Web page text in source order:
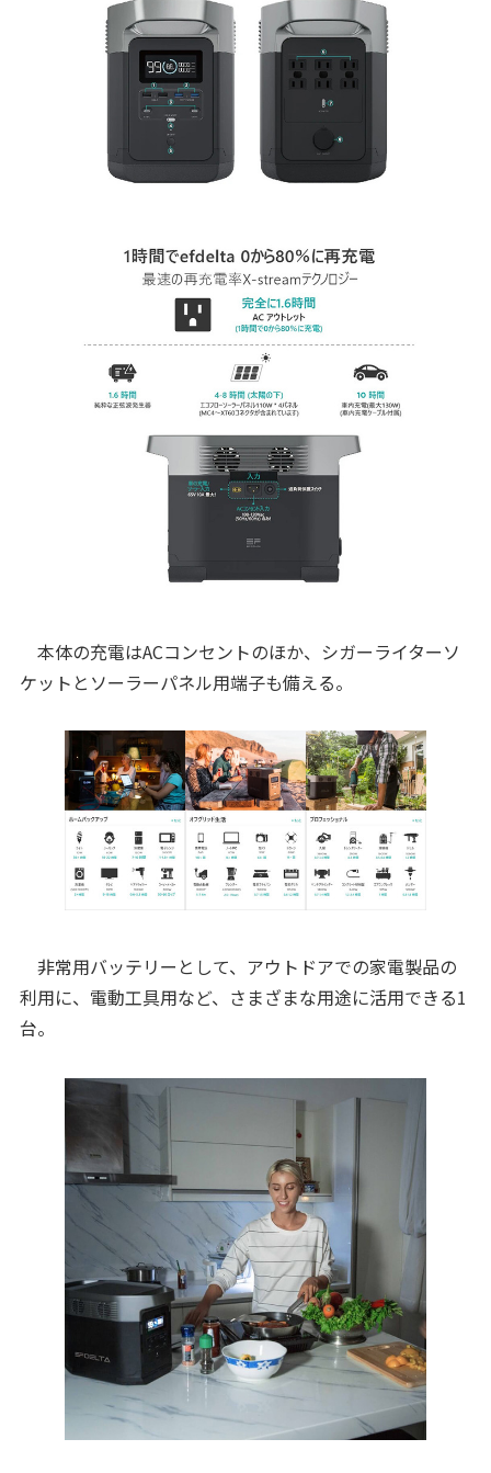
本体の充電はACコンセントのほか、シガーライターソ
ケットとソーラーパネル用端子も備える。
非常用バッテリーとして、アウトドアでの家電製品の
利用に、電動工具用など、さまざまな用途に活用できる1
台。